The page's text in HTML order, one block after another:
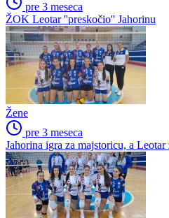
pre 3 meseca
ŽOK Leotar ''preskočio'' Jahorinu
Žene
pre 3 meseca
Jahorina igra za majstoricu, a